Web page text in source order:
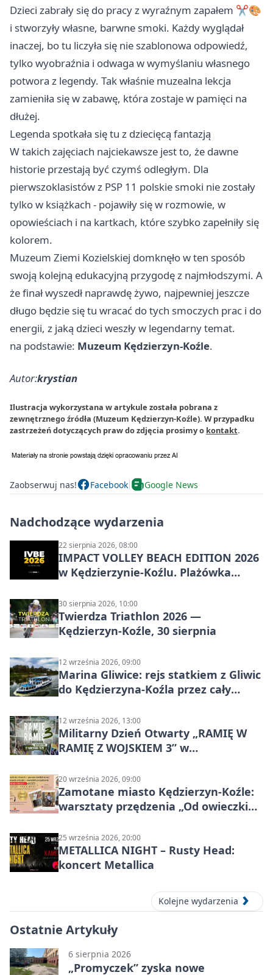
Dzieci zabrały się do pracy z wyraźnym zapałem ✂️🎨
i stworzyły własne, barwne smoki. Każdy wyglądał
inaczej, bo tu liczyła się nie szablonowa odpowiedź,
tylko wyobraźnia i odwaga w wymyślaniu własnego
potwora z legendy. Tak właśnie muzealna lekcja
zamieniła się w zabawę, która zostaje w pamięci na
dłużej.
Legenda spotkała się tu z dziecięcą fantazją
W takich zajęciach najciekawsze jest to, że dawne
historie przestają być czymś odległym. Dla
pierwszoklasistów z PSP 11 polskie smoki nie zostały
tylko w książkach - pojawiły się w rozmowie, w
opowieściach i na kartkach, które szybko zapełniły się
kolorem.
Muzeum Ziemi Kozielskiej domknęło w ten sposób
swoją kolejną edukacyjną przygodę z najmłodszymi. A
że finał wyszedł naprawdę żywo, najpewniej jeszcze
długo będzie się tu wracać do tych smoczych prac i do
energii, z jaką dzieci weszły w legendarny temat.
na podstawie: Muzeum Kędzierzyn-Koźle.
Autor:krystian
Ilustracja wykorzystana w artykule została pobrana z
zewnętrznego źródła (Muzeum Kędzierzyn-Koźle). W przypadku
zastrzeżeń dotyczących praw do zdjęcia prosimy o kontakt.
Zaobserwuj nas! Facebook Google News
Nadchodzące wydarzenia
22 sierpnia 2026, 08:00
IMPACT VOLLEY BEACH EDITION 2026
w Kędzierzynie-Koźlu. Plażówka
30 sierpnia 2026, 10:00
Twierdza Triathlon 2026 —
Kędzierzyn-Koźle, 30 sierpnia
12 września 2026, 09:00
Marina Gliwice: rejs statkiem z Gliwic
do Kędzierzyna-Koźla przez cały
12 września 2026, 13:00
Militarny Dzień Otwarty „RAMIĘ W
RAMIĘ Z WOJSKIEM 3” w
20 września 2026, 09:00
Zamotane miasto Kędzierzyn-Koźle:
warsztaty przędzenia „Od owieczki
25 września 2026, 20:00
METALLICA NIGHT – Rusty Head:
koncert Metallica
Kolejne wydarzenia
Ostatnie Artykuły
6 sierpnia 2026
„Promyczek” zyska nowe